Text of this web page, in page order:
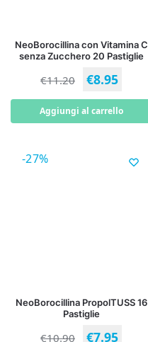
NeoBorocillina con Vitamina C
senza Zucchero 20 Pastiglie
€11.20 €8.95
Aggiungi al carrello
-27%
NeoBorocillina PropolTUSS 16
Pastiglie
€10.90 €7.95